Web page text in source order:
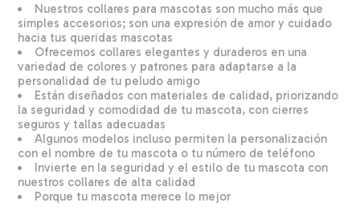
Nuestros collares para mascotas son mucho más que
simples accesorios; son una expresión de amor y cuidado
hacia tus queridas mascotas
Ofrecemos collares elegantes y duraderos en una
variedad de colores y patrones para adaptarse a la
personalidad de tu peludo amigo
Están diseñados con materiales de calidad, priorizando
la seguridad y comodidad de tu mascota, con cierres
seguros y tallas adecuadas
Algunos modelos incluso permiten la personalización
con el nombre de tu mascota o tu número de teléfono
Invierte en la seguridad y el estilo de tu mascota con
nuestros collares de alta calidad
Porque tu mascota merece lo mejor